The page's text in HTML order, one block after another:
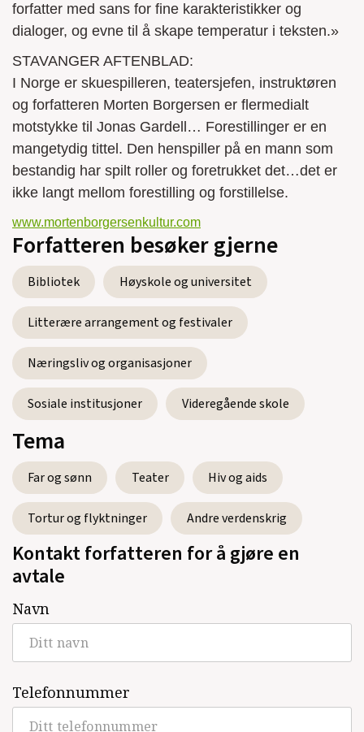
forfatter med sans for fine karakteristikker og
dialoger, og evne til å skape temperatur i teksten.»
STAVANGER AFTENBLAD:
I Norge er skuespilleren, teatersjefen, instruktøren
og forfatteren Morten Borgersen er flermedialt
motstykke til Jonas Gardell… Forestillinger er en
mangetydig tittel. Den henspiller på en mann som
bestandig har spilt roller og foretrukket det…det er
ikke langt mellom forestilling og forstillelse.
www.mortenborgersenkultur.com
Forfatteren besøker gjerne
Bibliotek Høyskole og universitet
Litterære arrangement og festivaler
Næringsliv og organisasjoner
Sosiale institusjoner Videregående skole
Tema
Far og sønn Teater Hiv og aids
Tortur og flyktninger Andre verdenskrig
Kontakt forfatteren for å gjøre en
avtale
Navn
Telefonnummer